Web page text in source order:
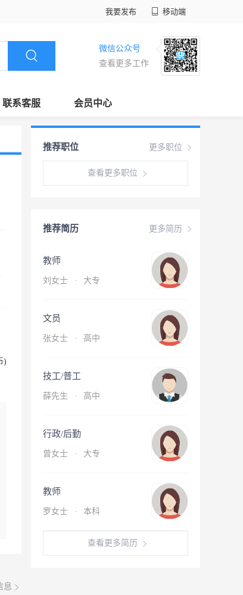
我要发布 移动端
微信公众号
查看更多工作
联系客服 会员中心
)
息
更多职位
推荐职位
查看更多职位
更多简历
推荐简历
教师
刘女士 · 大专
文员
张女士 · 高中
技工/普工
薛先生 · 高中
行政/后勤
曾女士 · 大专
教师
罗女士 · 本科
查看更多简历